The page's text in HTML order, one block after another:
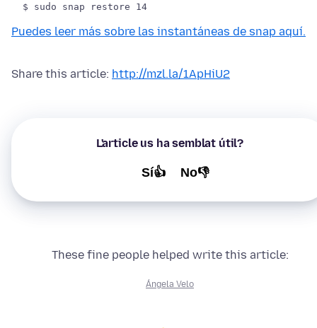
$ sudo snap restore 14
Puedes leer más sobre las instantáneas de snap aquí.
Share this article: http://mzl.la/1ApHiU2
L'article us ha semblat útil?
Sí👍 No👎
These fine people helped write this article:
Ángela Velo